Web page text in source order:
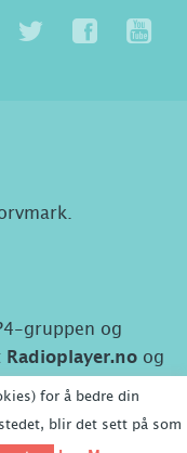
gruppen og
Radioplayer.no og
for å bedre din
blir det sett på som